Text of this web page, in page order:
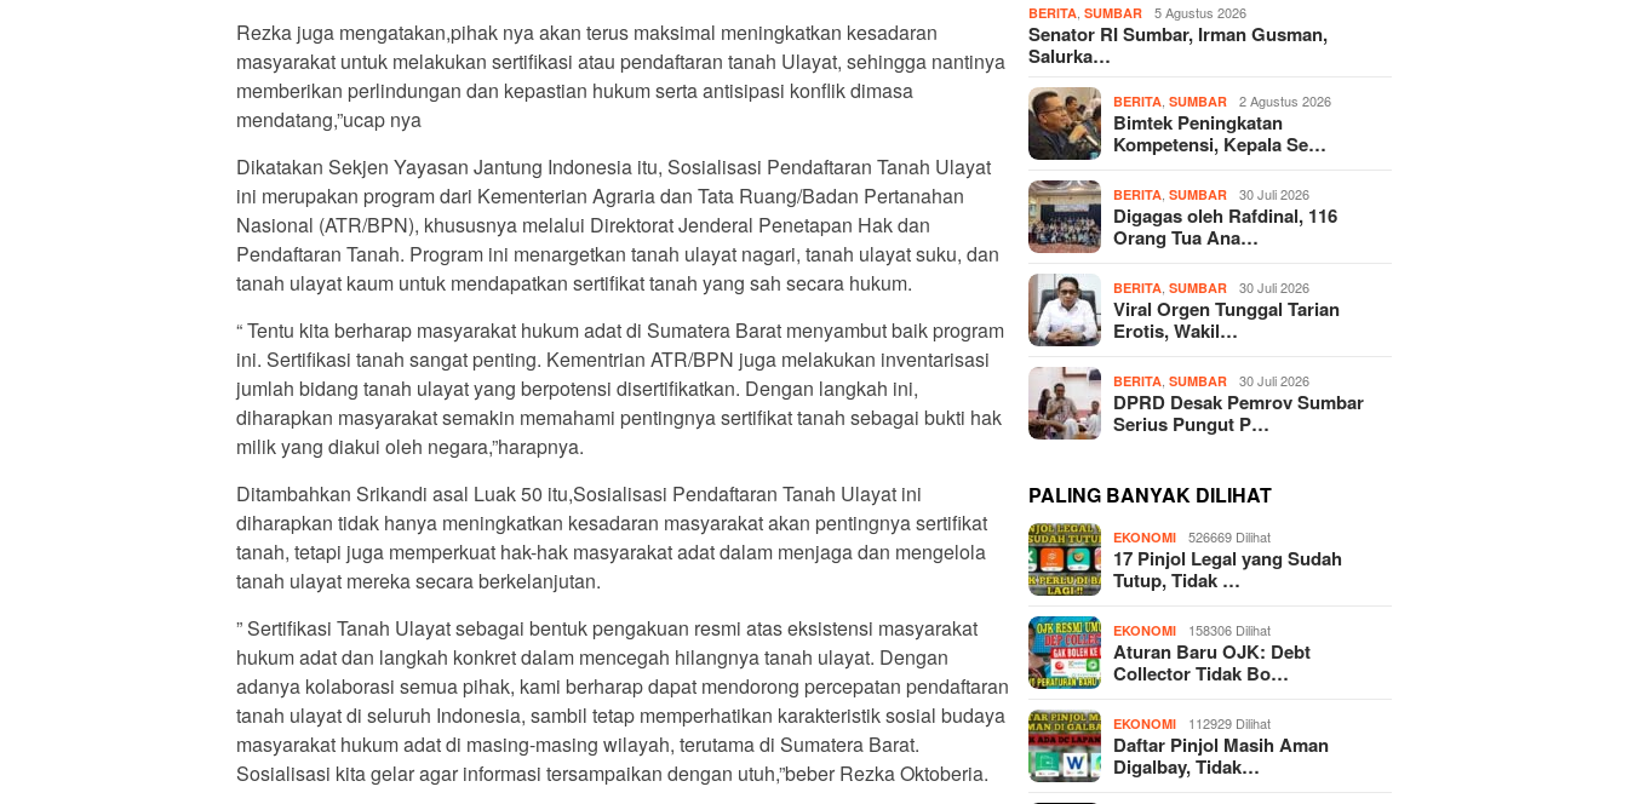
Rezka juga mengatakan,pihak nya akan terus maksimal meningkatkan kesadaran
masyarakat untuk melakukan sertifikasi atau pendaftaran tanah Ulayat, sehingga nantinya
memberikan perlindungan dan kepastian hukum serta antisipasi konflik dimasa
mendatang,”ucap nya
Dikatakan Sekjen Yayasan Jantung Indonesia itu, Sosialisasi Pendaftaran Tanah Ulayat
ini merupakan program dari Kementerian Agraria dan Tata Ruang/Badan Pertanahan
Nasional (ATR/BPN), khususnya melalui Direktorat Jenderal Penetapan Hak dan
Pendaftaran Tanah. Program ini menargetkan tanah ulayat nagari, tanah ulayat suku, dan
tanah ulayat kaum untuk mendapatkan sertifikat tanah yang sah secara hukum.
“ Tentu kita berharap masyarakat hukum adat di Sumatera Barat menyambut baik program
ini. Sertifikasi tanah sangat penting. Kementrian ATR/BPN juga melakukan inventarisasi
jumlah bidang tanah ulayat yang berpotensi disertifikatkan. Dengan langkah ini,
diharapkan masyarakat semakin memahami pentingnya sertifikat tanah sebagai bukti hak
milik yang diakui oleh negara,”harapnya.
Ditambahkan Srikandi asal Luak 50 itu,Sosialisasi Pendaftaran Tanah Ulayat ini
diharapkan tidak hanya meningkatkan kesadaran masyarakat akan pentingnya sertifikat
tanah, tetapi juga memperkuat hak-hak masyarakat adat dalam menjaga dan mengelola
tanah ulayat mereka secara berkelanjutan.
” Sertifikasi Tanah Ulayat sebagai bentuk pengakuan resmi atas eksistensi masyarakat
hukum adat dan langkah konkret dalam mencegah hilangnya tanah ulayat. Dengan
adanya kolaborasi semua pihak, kami berharap dapat mendorong percepatan pendaftaran
tanah ulayat di seluruh Indonesia, sambil tetap memperhatikan karakteristik sosial budaya
masyarakat hukum adat di masing-masing wilayah, terutama di Sumatera Barat.
Sosialisasi kita gelar agar informasi tersampaikan dengan utuh,”beber Rezka Oktoberia.
BERITA ,SUMBAR 5 Agustus 2026
Senator RI Sumbar, Irman Gusman,
Salurka…
BERITA ,SUMBAR 2 Agustus 2026
Bimtek Peningkatan
Kompetensi, Kepala Se…
BERITA ,SUMBAR 30 Juli 2026
Digagas oleh Rafdinal, 116
Orang Tua Ana…
BERITA ,SUMBAR 30 Juli 2026
Viral Orgen Tunggal Tarian
Erotis, Wakil…
BERITA ,SUMBAR 30 Juli 2026
DPRD Desak Pemrov Sumbar
Serius Pungut P…
PALING BANYAK DILIHAT
EKONOMI 526669 Dilihat
17 Pinjol Legal yang Sudah
Tutup, Tidak …
EKONOMI 158306 Dilihat
Aturan Baru OJK: Debt
Collector Tidak Bo…
EKONOMI 112929 Dilihat
Daftar Pinjol Masih Aman
Digalbay, Tidak…